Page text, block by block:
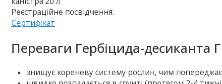
Реєстраційне посвідчення:
Сертифікат
Переваги Гербіцида-десиканта
знищує кореневу систему рослин, чим попереджає